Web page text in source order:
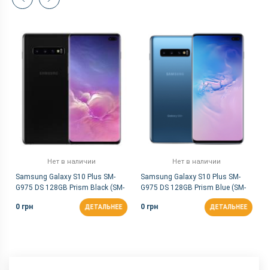
Нет в наличии
Samsung Galaxy S10 Plus SM-
G975 DS 128GB Prism Black (SM-
0 грн
ДЕТАЛЬНЕЕ
Нет в наличии
Samsung Galaxy S10 Plus SM-
G975 DS 128GB Prism Blue (SM-
0 грн
ДЕТАЛЬНЕЕ